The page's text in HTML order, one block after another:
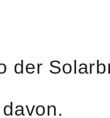
der